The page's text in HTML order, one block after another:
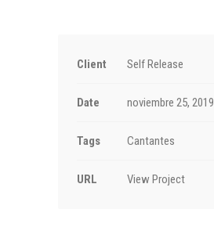
Client Self Release
Date noviembre 25, 2019
Tags Cantantes
URL View Project